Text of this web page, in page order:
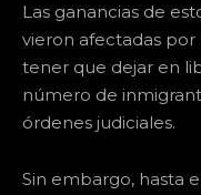
Las ganancias de
vieron afectadas por
tener que dejar en
número de
órdenes judiciales.
Sin embargo, hasta